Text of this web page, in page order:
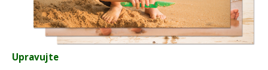
Upravujte